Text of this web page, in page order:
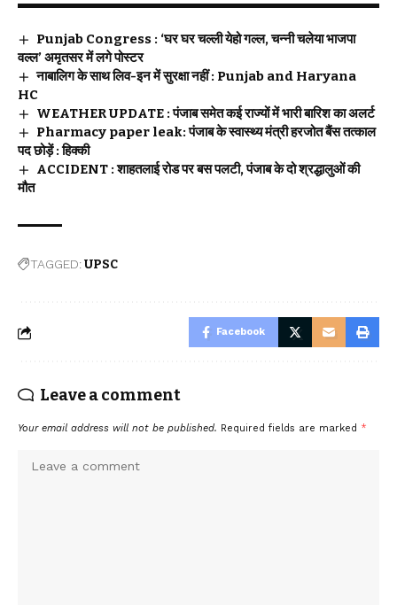
Punjab Congress : ‘घर घर चल्ली येहो गल्ल, चन्नी चलेया भाजपा
वल्ल’ अमृतसर में लगे पोस्टर
नाबालिग के साथ लिव-इन में सुरक्षा नहीं : Punjab and Haryana
HC
WEATHER UPDATE : पंजाब समेत कई राज्यों में भारी बारिश का अलर्ट
Pharmacy paper leak: पंजाब के स्वास्थ्य मंत्री हरजोत बैंस तत्काल
पद छोड़ें : हिक्की
ACCIDENT : शाहतलाई रोड पर बस पलटी, पंजाब के दो श्रद्धालुओं की
मौत
TAGGED:UPSC
Facebook
Leave a comment
Your email address will not be published. Required fields are marked *